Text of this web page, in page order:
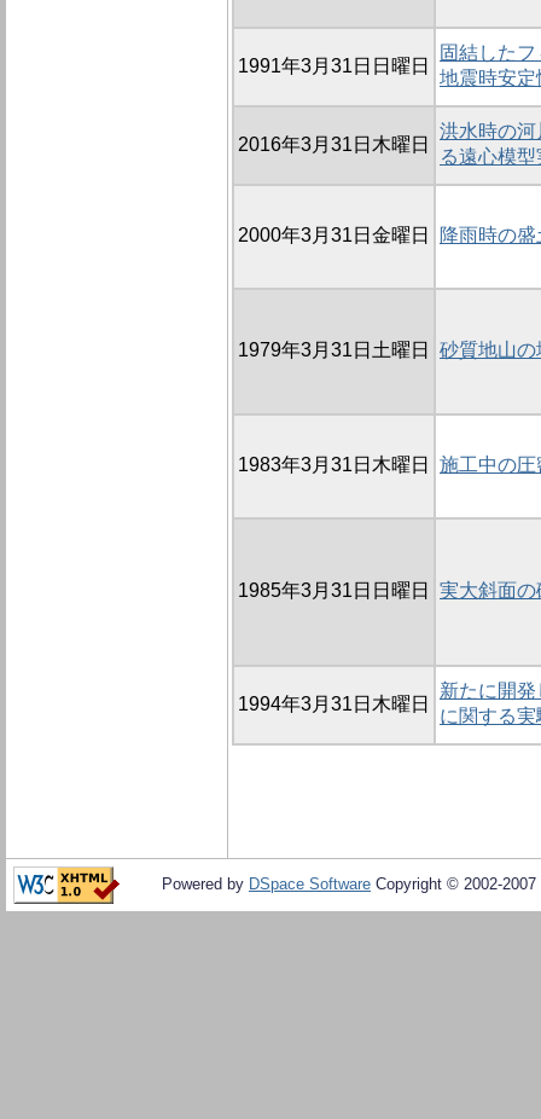
1991年3月31日日曜日
固結した
地震時安定
2016年3月31日木曜日
洪水時の
る遠心模型
2000年3月31日金曜日 降雨時の
1979年3月31日土曜日 砂質地山
1983年3月31日木曜日 施工中の
1985年3月31日日曜日 実大斜面
1994年3月31日木曜日
新たに開
に関する実
Powered by DSpace Software Copyright © 2002-2007